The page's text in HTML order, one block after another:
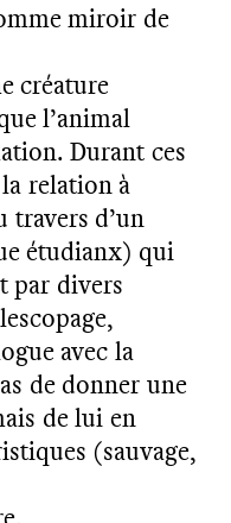
miroir de
créature
l’animal
Durant ces
relation à
travers d’un
étudianx) qui
par divers
avec la
de donner une
de lui en
(sauvage,